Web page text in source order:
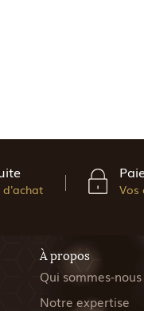
d'achat Vos
À propos
Qui sommes-nous
Notre expertise